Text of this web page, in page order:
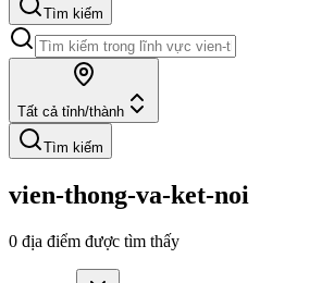
Tìm kiếm
Tất cả tỉnh/thành
Tìm kiếm
vien-thong-va-ket-noi
0 địa điểm được tìm thấy